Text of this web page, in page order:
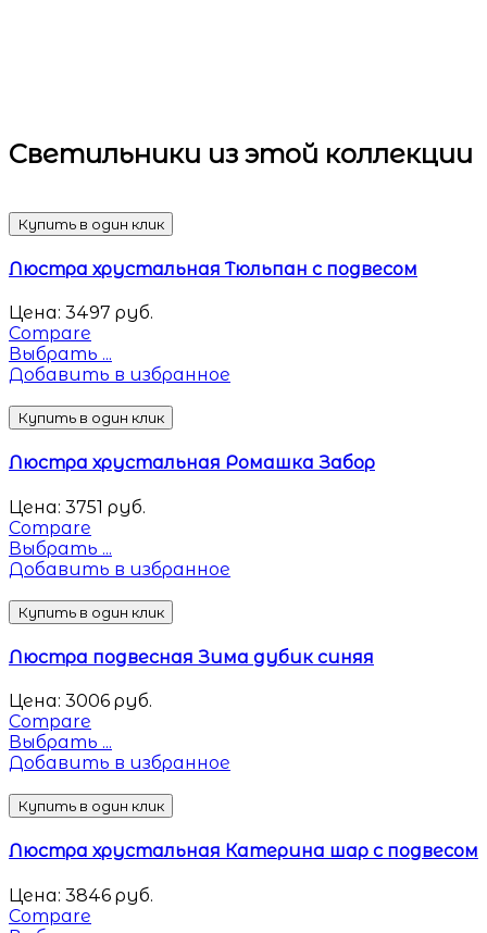
Светильники из этой коллекции
Купить в один клик
Люстра хрустальная Тюльпан с подвесом
Цена: 3497 руб.
Compare
Выбрать ...
Добавить в избранное
Купить в один клик
Люстра хрустальная Ромашка Забор
Цена: 3751 руб.
Compare
Выбрать ...
Добавить в избранное
Купить в один клик
Люстра подвесная Зима дубик синяя
Цена: 3006 руб.
Compare
Выбрать ...
Добавить в избранное
Купить в один клик
Люстра хрустальная Катерина шар с подвесом
Цена: 3846 руб.
Compare